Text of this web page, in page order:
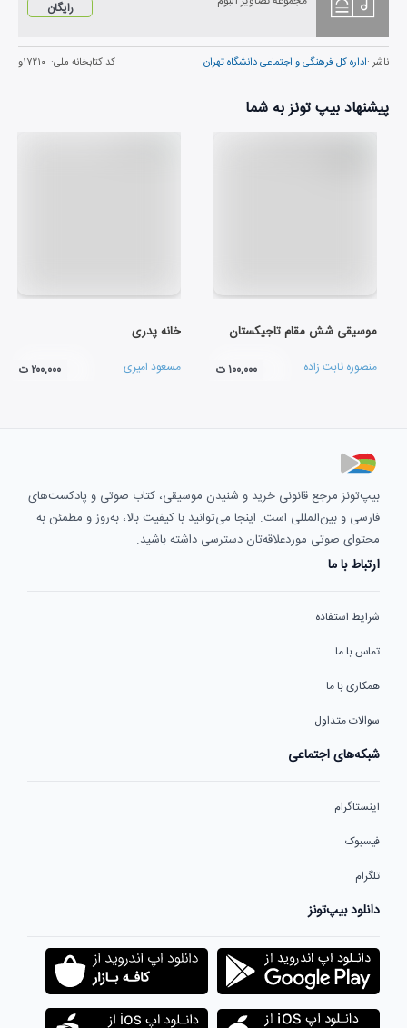
رایگان
ناشر :اداره کل فرهنگی و اجتماعی دانشگاه تهران کد کتابخانه ملی: ۱۷۲۱۰و
پیشنهاد بیپ تونز به شما
موسیقی شش مقام تاجیکستان
منصوره ثابت زاده ۱۰۰,۰۰۰ ت
خانه پدری
مسعود امیری ۲۰۰,۰۰۰ ت
بیپ‌تونز مرجع قانونی خرید و شنیدن موسیقی، کتاب صوتی و پادکست‌های
فارسی و بین‌المللی است. اینجا می‌توانید با کیفیت بالا، به‌روز و مطمئن به
محتوای صوتی موردعلاقه‌تان دسترسی داشته باشید.
ارتباط با ما
شرایط استفاده
تماس با ما
همکاری با ما
سوالات متداول
شبکه‌های اجتماعی
اینستاگرام
فیسبوک
تلگرام
دانلود بیپ‌تونز